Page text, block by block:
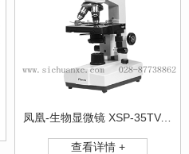
凤凰-生物显微镜 XSP-35TV-1600X
查看详情 +